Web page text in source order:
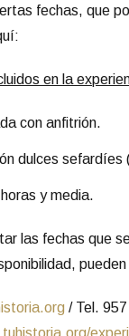
fechas, que
en la
con anfitrión.
dulces sefardíes
y media.
las fechas que
/ Tel.